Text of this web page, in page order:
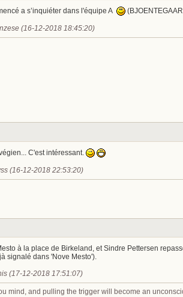
a s’inquiéter dans l'équipe A
(16-12-2018 18:45:20)
C'est intéressant.
(16-12-2018 22:53:20)
à la place de Birkeland, et Sindre Pettersen
signalé dans 'Nove Mesto').
(17-12-2018 17:51:07)
mind, and pulling the trigger will become an